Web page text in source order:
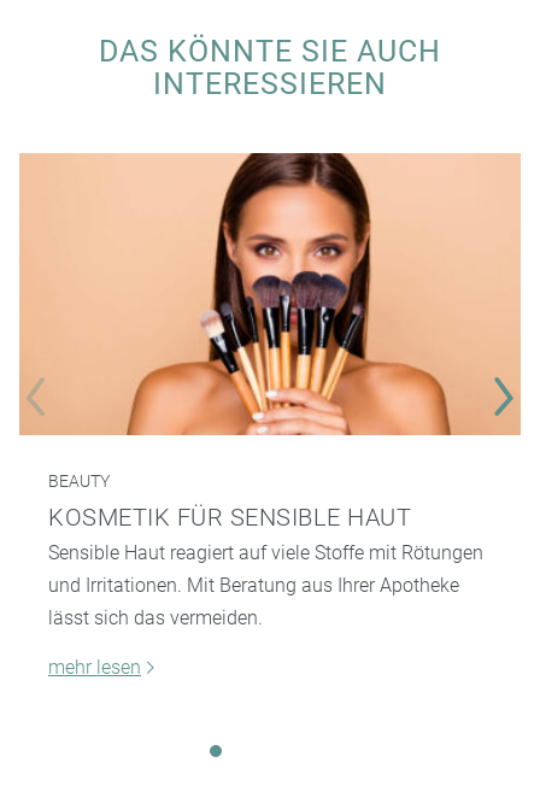
DAS KÖNNTE SIE AUCH
INTERESSIEREN
BEAUTY
KOSMETIK FÜR SENSIBLE HAUT
Sensible Haut reagiert auf viele Stoffe mit Rötungen
und Irritationen. Mit Beratung aus Ihrer Apotheke
lässt sich das vermeiden.
mehr lesen